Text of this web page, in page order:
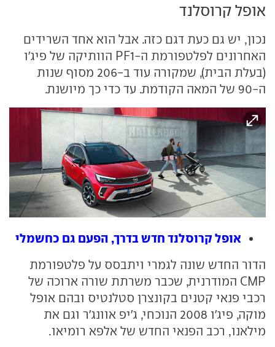
אופל קרוסלנד
נכון, יש גם כעת דגם כזה. אבל הוא אחד השרידים
האחרונים לפלטפורמת ה-PF1 הוותיקה של פיג'ו
(בעלת הבית), שמקורה עוד ב-206 מסוף שנות
ה-90 של המאה הקודמת. עד כדי כך מיושנת.
אופל קרוסלנד חדש בדרך, הפעם גם כחשמלי
הדור החדש שונה לגמרי ויתבסס על פלטפורמת
CMP המודרנית, שכבר משרתת שורה ארוכה של
רכבי פנאי קטנים בקונצרן סטלנטיס ובהם אופל
מוקה, פיג'ו 2008 הנוכחי, ג'יפ אוונג'ר וגם את
מילאנו, רכב הפנאי החדש של אלפא רומיאו.